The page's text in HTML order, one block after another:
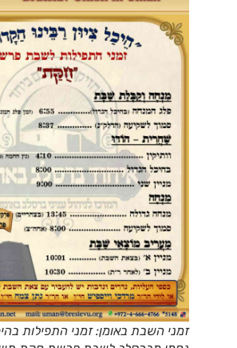
זמני השבת באומן: זמני התפילות